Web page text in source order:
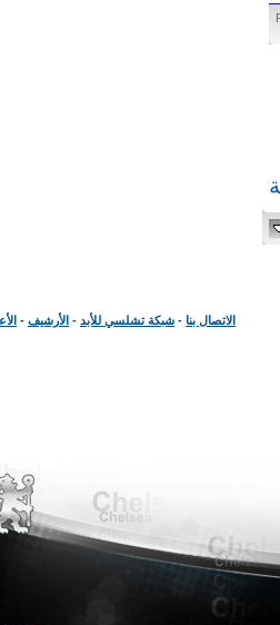
الاتصال بنا- شبكة تشلسي للأبد -الأرشيف-الأعلى